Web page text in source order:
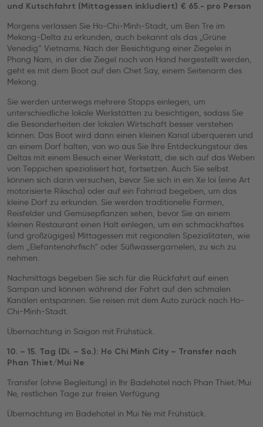
und Kutschfahrt (Mittagessen inkludiert) € 65.- pro Person
Morgens verlassen Sie Ho-Chi-Minh-Stadt, um Ben Tre im
Mekong-Delta zu erkunden, auch bekannt als das „Grüne
Venedig“ Vietnams. Nach der Besichtigung einer Ziegelei in
Phong Nam, in der die Ziegel noch von Hand hergestellt werden,
geht es mit dem Boot auf den Chet Say, einem Seitenarm des
Mekong.
Sie werden unterwegs mehrere Stopps einlegen, um
unterschiedliche lokale Werkstätten zu besichtigen, sodass Sie
die Besonderheiten der lokalen Wirtschaft besser verstehen
können. Das Boot wird dann einen kleinen Kanal überqueren und
an einem Dorf halten, von wo aus Sie Ihre Entdeckungstour des
Deltas mit einem Besuch einer Werkstatt, die sich auf das Weben
von Teppichen spezialisiert hat, fortsetzen. Auch Sie selbst
können sich darin versuchen, bevor Sie sich in ein Xe loi (eine Art
motorisierte Rikscha) oder auf ein Fahrrad begeben, um das
kleine Dorf zu erkunden. Sie werden traditionelle Farmen,
Reisfelder und Gemüsepflanzen sehen, bevor Sie an einem
kleinen Restaurant einen Halt einlegen, um ein schmackhaftes
(und großzügiges) Mittagessen mit regionalen Spezialitäten, wie
dem „Elefantenohrfisch“ oder Süßwassergarnelen, zu sich zu
nehmen.
Nachmittags begeben Sie sich für die Rückfahrt auf einen
Sampan und können während der Fahrt auf den schmalen
Kanälen entspannen. Sie reisen mit dem Auto zurück nach Ho-
Chi-Minh-Stadt.
Übernachtung in Saigon mit Frühstück.
10. – 15. Tag (Di. – So.): Ho Chi Minh City – Transfer nach
Phan Thiet/Mui Ne
Transfer (ohne Begleitung) in Ihr Badehotel nach Phan Thiet/Mui
Ne, restlichen Tage zur freien Verfügung
Übernachtung im Badehotel in Mui Ne mit Frühstück.